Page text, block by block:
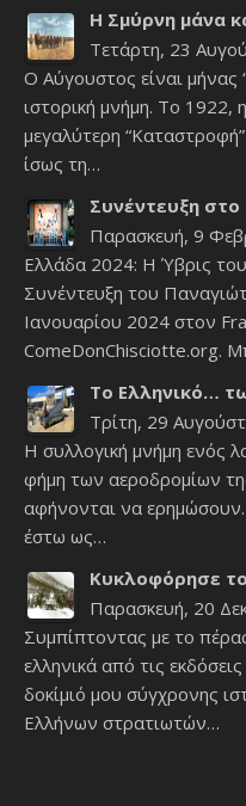
Η Σμύρνη μάνα
Τετάρτη, 23
Ο Αύγουστος είναι μήνας
ιστορική μνήμη. Το 1922,
μεγαλύτερη
ίσως τη…
Συνέντευξη
Παρασκευή, 9
Ελλάδα 2024: Η Ύβρις
Συνέντευξη του
Ιανουαρίου 2024 στον
ComeDonChisciotte.org.
Το Ελληνικό…
Τρίτη, 29
Η συλλογική μνήμη ενός
φήμη των αεροδρομίων
αφήνονται να
έστω ως…
Κυκλοφόρησε
Παρασκευή, 20
Συμπίπτοντας με το
ελληνικά από τις
δοκίμιό μου σύγχρονης
Ελλήνων στρατιωτών…